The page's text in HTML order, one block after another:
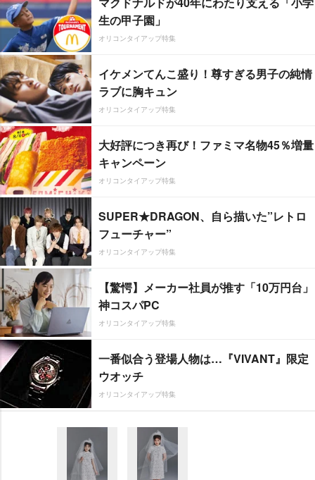
生の甲子園」
オリコンタイアップ特集
イケメンてんこ盛り！尊すぎる男子の純情
ラブに胸キュン
オリコンタイアップ特集
大好評につき再び！ファミマ名物45％増量
キャンペーン
オリコンタイアップ特集
SUPER★DRAGON、自ら描いた”レトロ
フューチャー”
オリコンタイアップ特集
【驚愕】メーカー社員が推す「10万円台」
神コスパPC
オリコンタイアップ特集
一番似合う登場人物は…『VIVANT』限定
ウオッチ
オリコンタイアップ特集